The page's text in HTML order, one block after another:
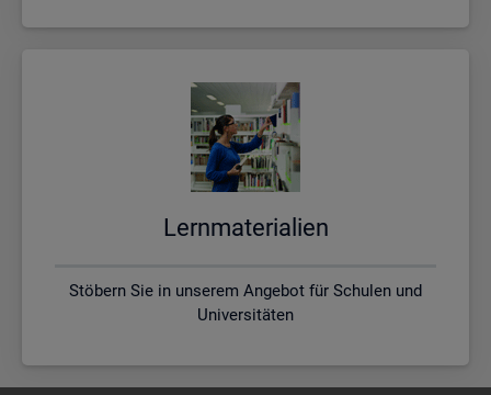
Lern­ma­te­ria­li­en
Stöbern Sie in unserem Angebot für Schulen und
Universitäten